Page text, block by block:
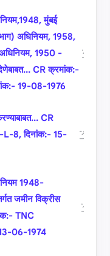
मुंबई
अधिनियम, 1958,
1950 -
CR क्रमांक:-
19-08-1976
CR
8, दिनांक:- 15-
1948-
जमीन वि‍क्रीस
TNC
06-1974